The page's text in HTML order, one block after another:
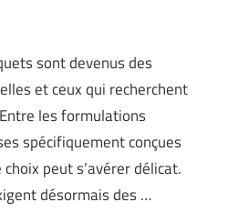
sont devenus des
et ceux qui recherchent
les formulations
spécifiquement conçues
peut s’avérer délicat.
désormais des …